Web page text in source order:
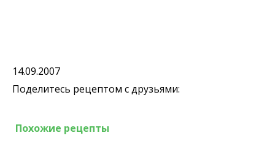
14.09.2007
Поделитесь рецептом с друзьями:
Похожие рецепты